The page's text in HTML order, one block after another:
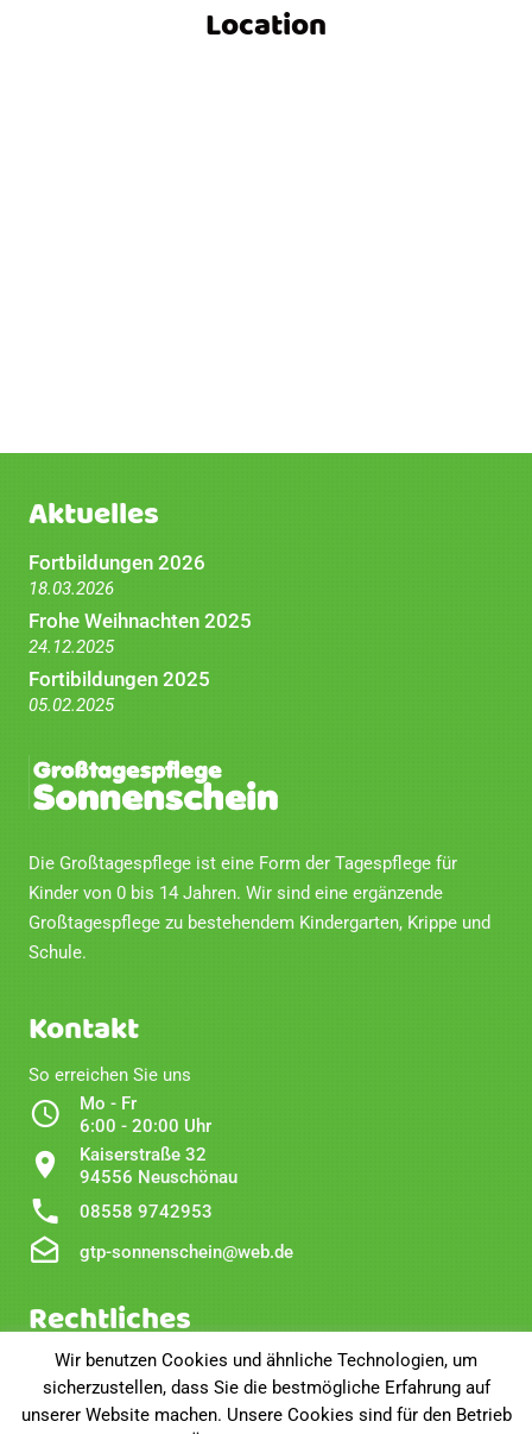
Location
Aktuelles
Fortbildungen 2026
18.03.2026
Frohe Weihnachten 2025
24.12.2025
Fortibildungen 2025
05.02.2025
Die Großtagespflege ist eine Form der Tagespflege für
Kinder von 0 bis 14 Jahren. Wir sind eine ergänzende
Großtagespflege zu bestehendem Kindergarten, Krippe und
Schule.
Kontakt
So erreichen Sie uns
Mo - Fr
6:00 - 20:00 Uhr
Kaiserstraße 32
94556 Neuschönau
08558 9742953
gtp-sonnenschein@web.de
Rechtliches
Impressum
Disclaimer
Wir benutzen Cookies und ähnliche Technologien, um
sicherzustellen, dass Sie die bestmögliche Erfahrung auf
unserer Website machen. Unsere Cookies sind für den Betrieb